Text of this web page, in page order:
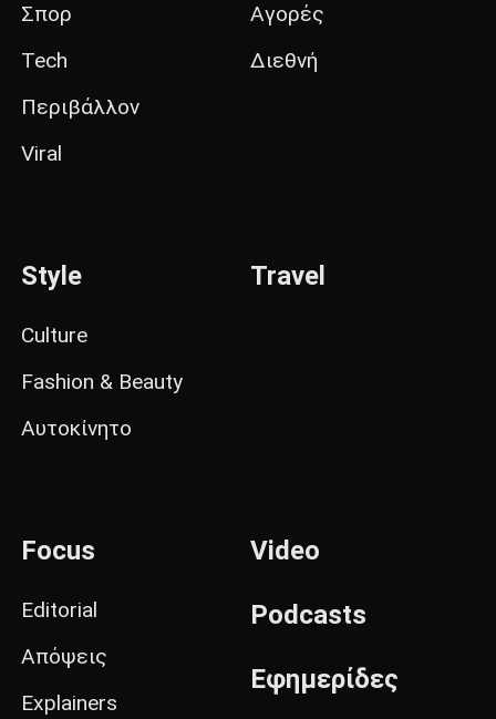
Σπορ
Tech
Περιβάλλον
Viral
Αγορές
Διεθνή
Style
Culture
Fashion & Beauty
Αυτοκίνητο
Travel
Focus
Editorial
Απόψεις
Explainers
Video
Podcasts
Εφημερίδες